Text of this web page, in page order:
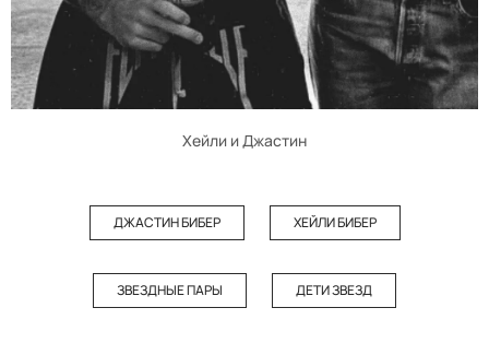
Хейли и Джастин
ДЖАСТИН БИБЕР ХЕЙЛИ БИБЕР
ЗВЕЗДНЫЕ ПАРЫ ДЕТИ ЗВЕЗД